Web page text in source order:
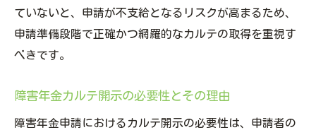
ていないと、申請が不支給となるリスクが高まるため、
申請準備段階で正確かつ網羅的なカルテの取得を重視す
べきです。
障害年金カルテ開示の必要性とその理由
障害年金申請におけるカルテ開示の必要性は、申請者の